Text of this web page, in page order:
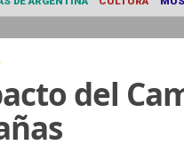
DE ARGENTINA
del